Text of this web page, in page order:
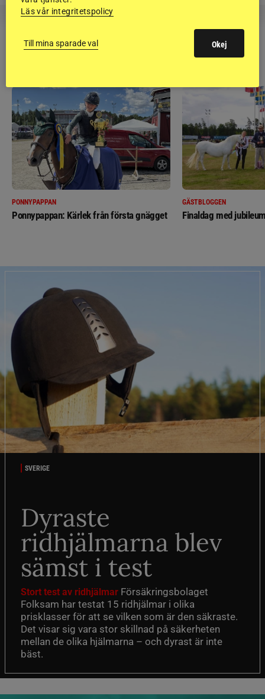
PONNYPAPPAN
Ponnypappan: Kärlek från första gnägget
GÄSTBLOGGEN
Finaldag med
SVERIGE
Dyraste
ridhjälmarna blev
sämst i test
Stort test av ridhjälmar Försäkringsbolaget
Folksam har testat 15 ridhjälmar i olika
prisklasser för att se vilken som är den säkraste.
Det visar sig vara stor skillnad på säkerheten
mellan de olika hjälmarna – och dyrast är inte
bäst.
Läs vår integritetspolicy
Till mina sparade val Okej